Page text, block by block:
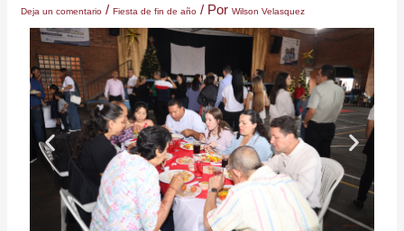
Deja un comentario /Fiesta de fin de año / PorWilson Velasquez